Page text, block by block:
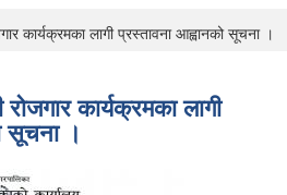
कार्यक्रमका लागी प्रस्तावना आह्वानको सूचना ।
कार्यक्रमका लागी
सूचना ।